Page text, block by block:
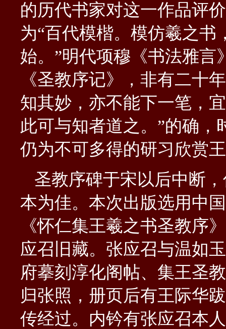
的历代书家对这一作品评
为“百代模楷。模仿羲之书
始。”明代项穆《书法雅言
《圣教序记》，非有二十
知其妙，亦不能下一笔，
此可与知者道之。”的确，
仍为不可多得的研习欣赏
圣教序碑于宋以后中断
本为佳。本次出版选用中
《怀仁集王羲之书圣教序
应召旧藏。张应召与温如
府摹刻淳化阁帖、集王圣
归张照，册页后有王际华
传经过。内钤有张应召本